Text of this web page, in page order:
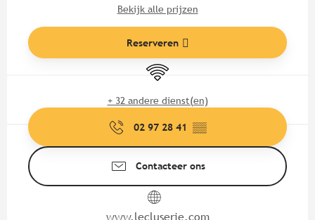
Bekijk alle prijzen
Reserveren
Wifi
+ 32 andere dienst(en)
02 97 28 41 ▒▒
Contacteer ons
www.lecluserie.com